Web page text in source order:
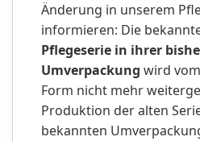
Änderung in unserem
informieren: Die
Pflegeserie in ihrer
Umverpackung wird
Form nicht mehr
Produktion der alten
bekannten